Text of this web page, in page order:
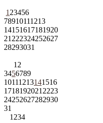
1 23456
78910111213
14151617181920
21 222324252627
28293031
1 2
3456789
10111213141516
1718192021 2223
24252627282930
31
1 234